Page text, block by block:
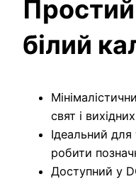
білий
свят і
Ідеальний
робити
Доступний у